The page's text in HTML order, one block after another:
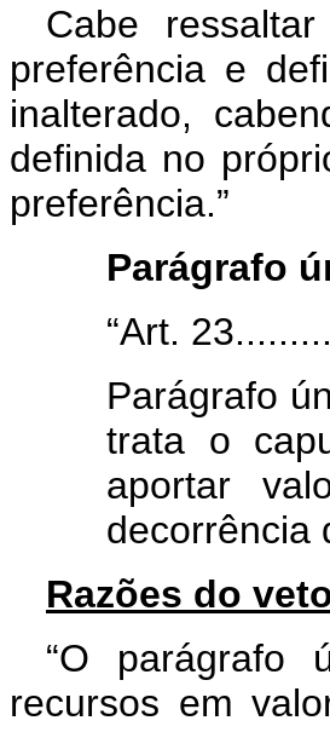
Cabe
preferência e
inalterado,
definida no
preferência.”
Parágrafo
“Art. 23
Parágrafo
trata o
aportar
decorrência
Razões do
“O parágrafo
recursos em